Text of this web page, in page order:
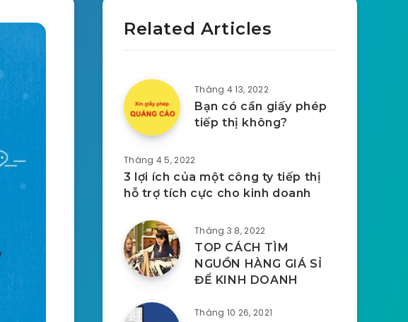
Related Articles
Tháng 4 13, 2022
Bạn có cần giấy phép
tiếp thị không?
Tháng 4 5, 2022
3 lợi ích của một công ty tiếp thị
hỗ trợ tích cực cho kinh doanh
Tháng 3 8, 2022
TOP CÁCH TÌM
NGUỒN HÀNG GIÁ SỈ
ĐỂ KINH DOANH
Tháng 10 26, 2021